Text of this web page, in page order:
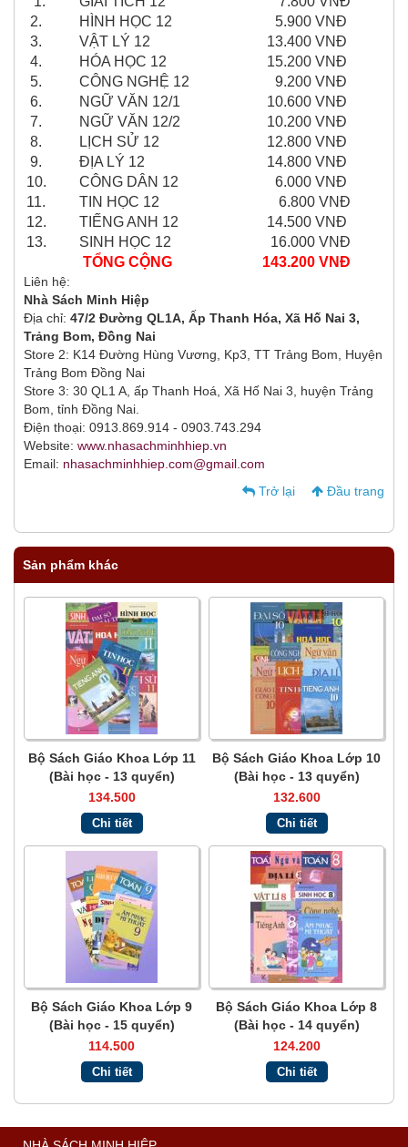
2.
HÌNH HỌC 12
5.900 VNĐ
3.
VẬT LÝ 12
13.400 VNĐ
4.
HÓA HỌC 12
15.200 VNĐ
5.
CÔNG NGHỆ 12
9.200 VNĐ
6.
NGỮ VĂN 12/1
10.600 VNĐ
7.
NGỮ VĂN 12/2
10.200 VNĐ
8.
LỊCH SỬ 12
12.800 VNĐ
9.
ĐỊA LÝ 12
14.800 VNĐ
10.
CÔNG DÂN 12
6.000 VNĐ
11.
TIN HỌC 12
6.800 VNĐ
12.
TIẾNG ANH 12
14.500 VNĐ
13.
SINH HỌC 12
16.000 VNĐ
TỔNG CỘNG
143.200 VNĐ
Liên hệ:
Nhà Sách Minh Hiệp
Địa chỉ: 47/2 Đường QL1A, Ấp Thanh Hóa, Xã Hố Nai 3,
Trảng Bom, Đồng Nai
Store 2: K14 Đường Hùng Vương, Kp3, TT Trảng Bom, Huyện
Trảng Bom Đồng Nai
Store 3: 30 QL1 A, ấp Thanh Hoá, Xã Hố Nai 3, huyện Trảng
Bom, tỉnh Đồng Nai.
Điện thoại: 0913.869.914 - 0903.743.294
Website: www.nhasachminhhiep.vn
Email: nhasachminhhiep.com@gmail.com
Trở lại
Đầu trang
Sản phẩm khác
Bộ Sách Giáo Khoa Lớp 11
(Bài học - 13 quyển)
134.500
Chi tiết
Bộ Sách Giáo Khoa Lớp 10
(Bài học - 13 quyển)
132.600
Chi tiết
Bộ Sách Giáo Khoa Lớp 9
(Bài học - 15 quyển)
114.500
Chi tiết
Bộ Sách Giáo Khoa Lớp 8
(Bài học - 14 quyển)
124.200
Chi tiết